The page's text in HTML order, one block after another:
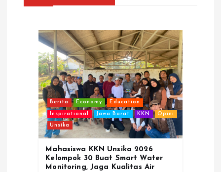
Berita Economy Education
Inspirational Jawa Barat KKN Opini
Unsika
Mahasiswa KKN Unsika 2026
Kelompok 30 Buat Smart Water
Monitoring, Jaga Kualitas Air